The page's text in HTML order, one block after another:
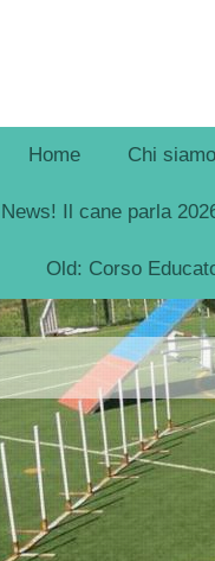
Home Chi siamo
News! Il cane parla
Old: Corso